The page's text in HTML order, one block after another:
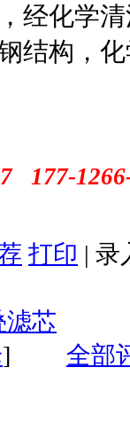
经化学
结构，
177-
打印 | 录
滤芯
] 全部